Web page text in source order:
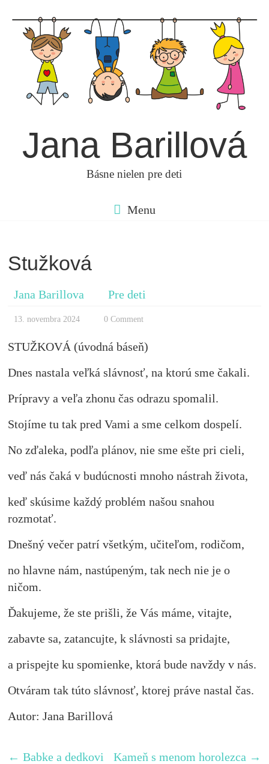
content
Jana Barillová
Básne nielen pre deti
Menu
Stužková
Jana Barillova Pre deti
13. novembra 2024 0 Comment
STUŽKOVÁ (úvodná báseň)
Dnes nastala veľká slávnosť, na ktorú sme čakali.
Prípravy a veľa zhonu čas odrazu spomalil.
Stojíme tu tak pred Vami a sme celkom dospelí.
No zďaleka, podľa plánov, nie sme ešte pri cieli,
veď nás čaká v budúcnosti mnoho nástrah života,
keď skúsime každý problém našou snahou
rozmotať.
Dnešný večer patrí všetkým, učiteľom, rodičom,
no hlavne nám, nastúpeným, tak nech nie je o
ničom.
Ďakujeme, že ste prišli, že Vás máme, vitajte,
zabavte sa, zatancujte, k slávnosti sa pridajte,
a prispejte ku spomienke, ktorá bude navždy v nás.
Otváram tak túto slávnosť, ktorej práve nastal čas.
Autor: Jana Barillová
← Babke a dedkovi Kameň s menom horolezca →